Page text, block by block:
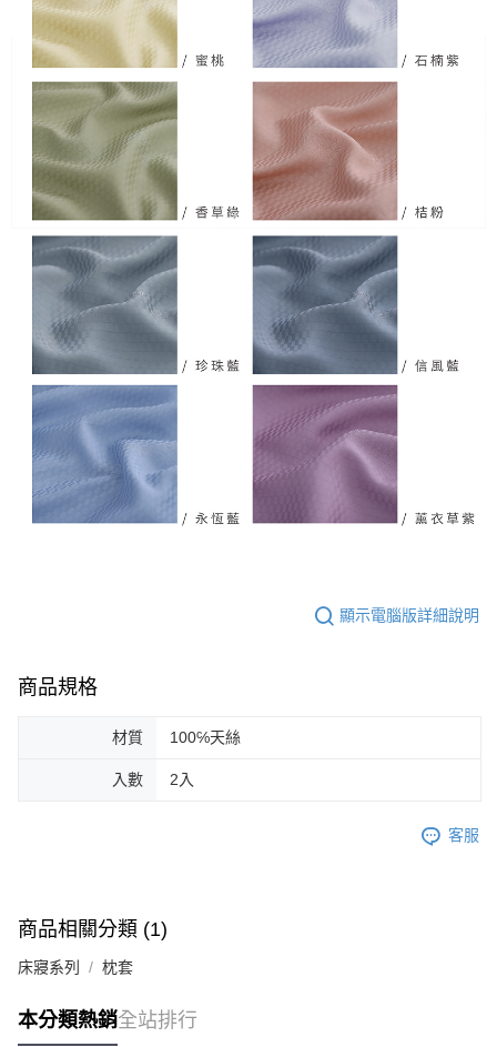
顯示電腦版詳細說明
商品規格
材質 100℅天絲
入數 2入
客服
商品相關分類 (1)
床寢系列 枕套
本分類熱銷全站排行